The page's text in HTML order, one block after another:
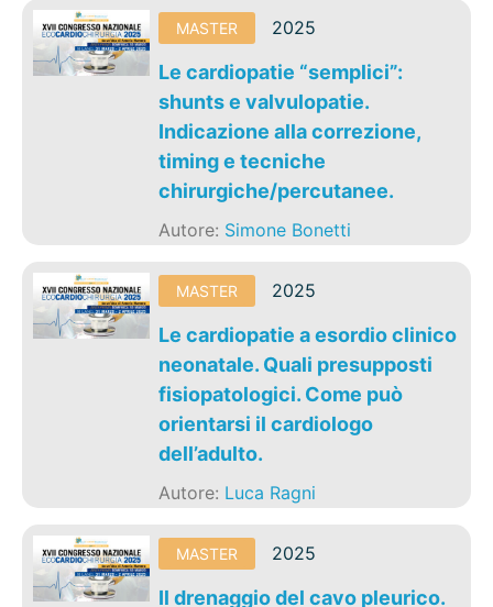
MASTER 2025
Le cardiopatie “semplici”:
shunts e valvulopatie.
Indicazione alla correzione,
timing e tecniche
chirurgiche/percutanee.
Autore: Simone Bonetti
MASTER 2025
Le cardiopatie a esordio clinico
neonatale. Quali presupposti
fisiopatologici. Come può
orientarsi il cardiologo
dell’adulto.
Autore: Luca Ragni
MASTER 2025
Il drenaggio del cavo pleurico.